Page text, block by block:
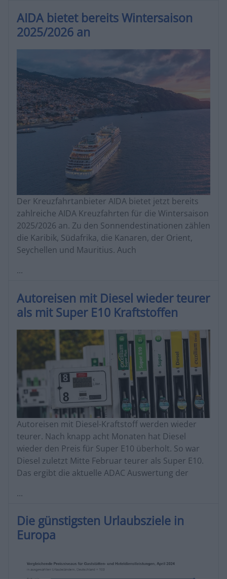
AIDA bietet bereits Wintersaison
2025/2026 an
Der Kreuzfahrtanbieter AIDA bietet jetzt bereits
zahlreiche AIDA Kreuzfahrten für die Wintersaison
2025/2026 an. Zu den Sonnendestinationen zählen
die Karibik, Südafrika, die Kanaren, der Orient,
Seychellen und Mauritius. Auch
...
Autoreisen mit Diesel wieder teurer
als mit Super E10 Kraftstoffen
Autoreisen mit Diesel-Kraftstoff werden wieder
teurer. Nach knapp acht Monaten hat Diesel
wieder den Preis für Super E10 überholt. So war
Diesel zuletzt Mitte Februar teurer als Super E10.
Das ergibt die aktuelle ADAC Auswertung der
...
Die günstigsten Urlaubsziele in
Europa